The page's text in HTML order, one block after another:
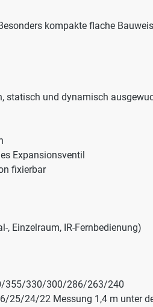
kompakte flache
und dynamisch
Expansionsventil
fixierbar
, Einzelraum, IR-Fernbedienung)
355/330/300/286/263/240
24/22 Messung 1,4 m unter